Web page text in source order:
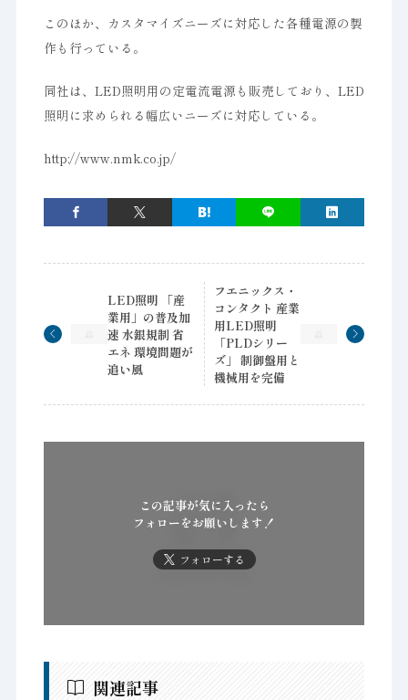
このほか、カスタマイズニーズに対応した各種電源の製
作も行っている。
同社は、LED照明用の定電流電源も販売しており、LED
照明に求められる幅広いニーズに対応している。
http://www.nmk.co.jp/
LED照明 「産
業用」の普及加
速 水銀規制 省
エネ 環境問題が
追い風
フエニックス・
コンタクト 産業
用LED照明
「PLDシリー
ズ」 制御盤用と
機械用を完備
この記事が気に入ったら
フォローをお願いします！
フォローする
関連記事